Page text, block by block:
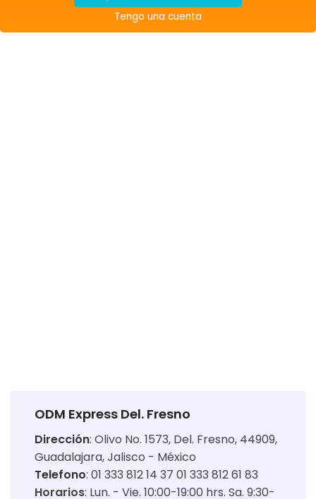
Tengo una cuenta
ODM Express Del. Fresno
Dirección: Olivo No. 1573, Del. Fresno, 44909,
Guadalajara, Jalisco - México
Telefono: 01 333 812 14 37 01 333 812 61 83
Horarios: Lun. - Vie. 10:00-19:00 hrs. Sa. 9:30-